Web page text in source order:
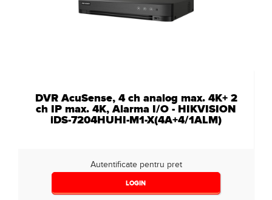
DVR AcuSense, 4 ch analog max. 4K+ 2
ch IP max. 4K, Alarma I/O - HIKVISION
iDS-7204HUHI-M1-X(4A+4/1ALM)
Autentificate pentru pret
LOGIN